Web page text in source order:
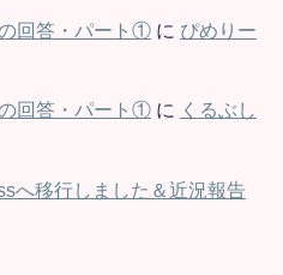
回答・パート①に ぴめりー
回答・パート①に くるぶし
へ移行しました＆近況報告